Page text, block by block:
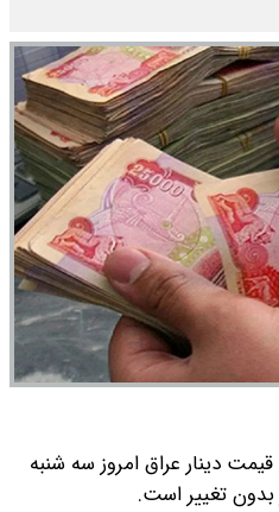
دولت چقدر تمام می شود؟
یک ادعا: برخی مالکان اجاره بها را ۶۰
می دهند
قیمت دینار عراق امروز سه شنبه